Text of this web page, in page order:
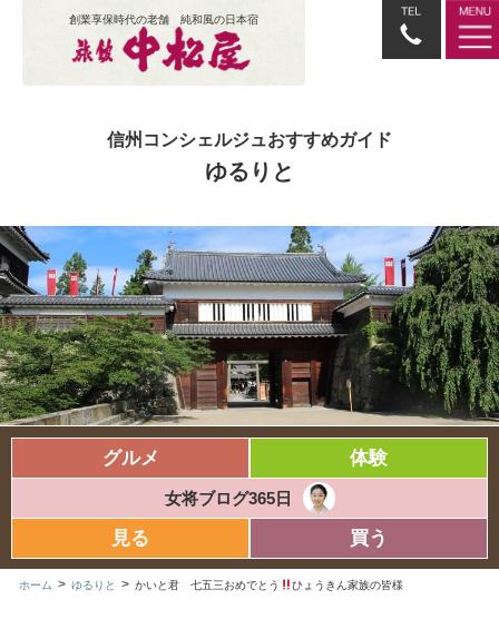
創業享保時代の老舗 純和風の日本宿
信州コンシェルジュおすすめガイド
ゆるりと
グルメ 体験
女将ブログ365日
見る 買う
ホーム > ゆるりと > かいと君 七五三おめでとう ひょうきん家族の皆様